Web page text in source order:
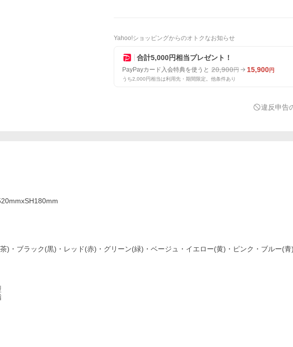
Yahoo!ショッピングからのオトクなお知らせ
合計5,000円相当プレゼント！
PayPayカード入会特典を使うと 20,900円 15,900円
うち2,000円相当は利用先・期間限定。他条件あり
違反申告
)・ブラック(黒)・レッド(赤)・グリーン(緑)・ベージュ・イエロー(黄)・ピンク・ブルー(青